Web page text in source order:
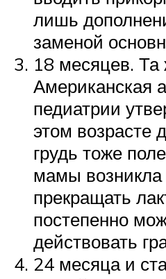
лишь
заменой
18 месяцев. Та
Американская
педиатрии
этом возрасте
грудь тоже
мамы возникла
прекращать
постепенно
действовать
24 месяца и